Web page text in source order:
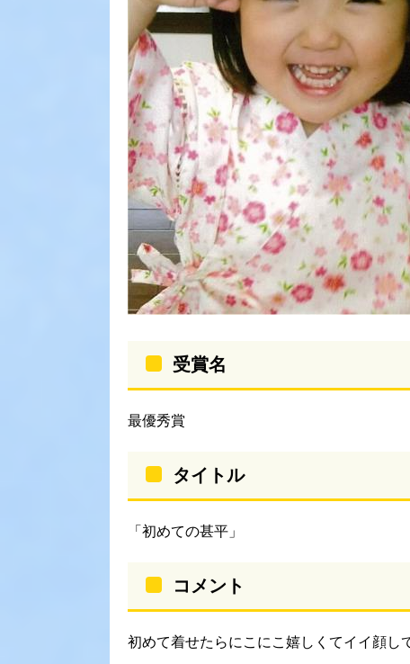
受賞名
最優秀賞
タイトル
「初めての甚平」
コメント
初めて着せたらにこにこ嬉しくてイイ顔し